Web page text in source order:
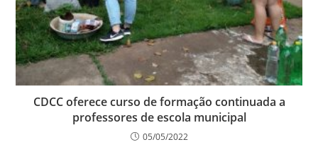
CDCC oferece curso de formação continuada a
professores de escola municipal
05/05/2022